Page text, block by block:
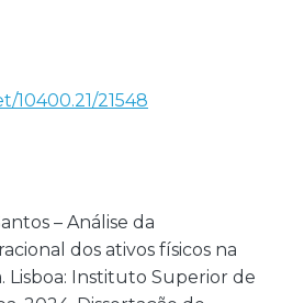
10400.21/21548
– Análise da
dos ativos físicos na
Lisboa: Instituto Superior de